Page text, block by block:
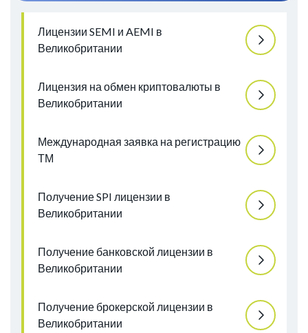
Лицензии SEMI и AEMI в
Великобритании
Лицензия на обмен криптовалюты в
Великобритании
Международная заявка на регистрацию
ТМ
Получение SPI лицензии в
Великобритании
Получение банковской лицензии в
Великобритании
Получение брокерской лицензии в
Великобритании